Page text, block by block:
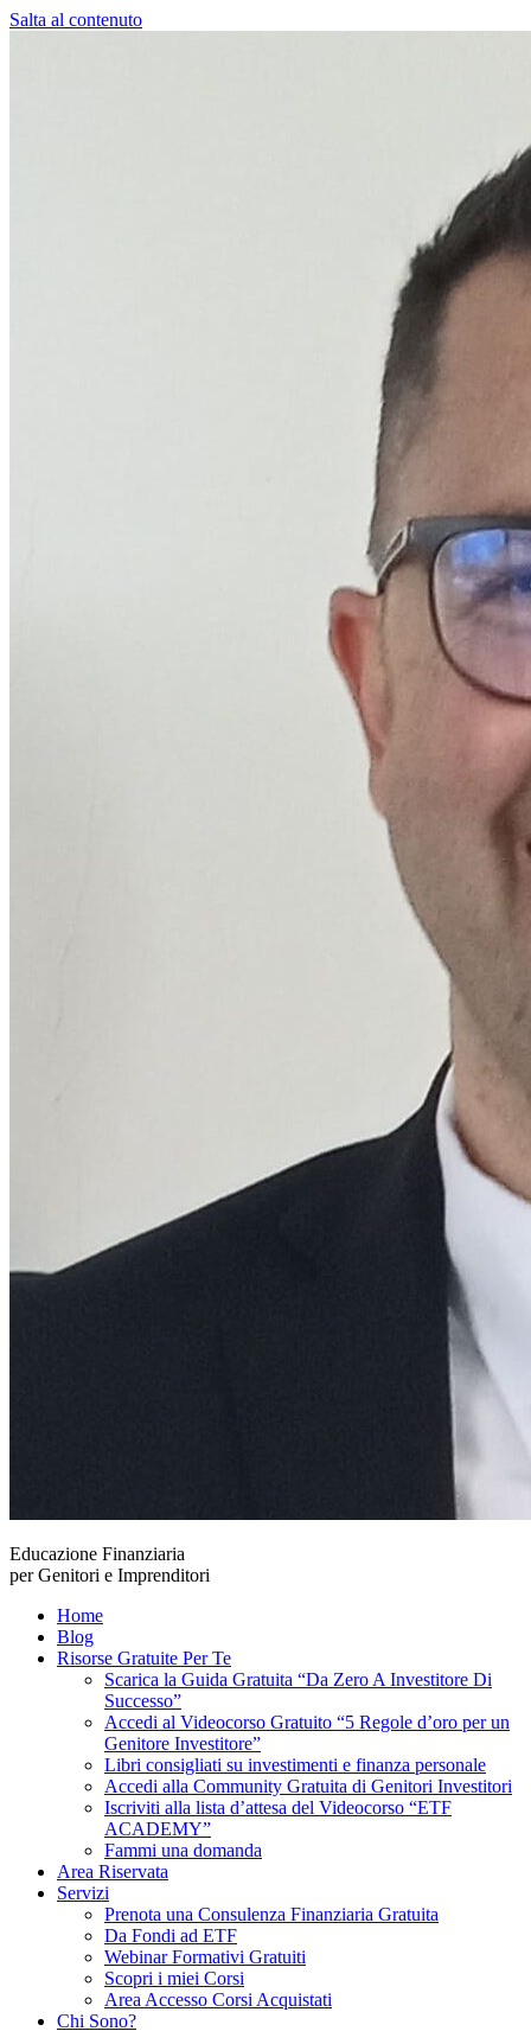
Salta al contenuto
Educazione Finanziaria
per Genitori e Imprenditori
Home
Blog
Risorse Gratuite Per Te
Scarica la Guida Gratuita “Da Zero A Investitore Di
Successo”
Accedi al Videocorso Gratuito “5 Regole d’oro per un
Genitore Investitore”
Libri consigliati su investimenti e finanza personale
Accedi alla Community Gratuita di Genitori Investitori
Iscriviti alla lista d’attesa del Videocorso “ETF
ACADEMY”
Fammi una domanda
Area Riservata
Servizi
Prenota una Consulenza Finanziaria Gratuita
Da Fondi ad ETF
Webinar Formativi Gratuiti
Scopri i miei Corsi
Area Accesso Corsi Acquistati
Chi Sono?